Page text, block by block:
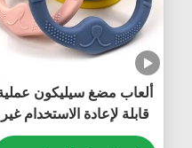
ألعاب مضغ سيليكون عملية
قابلة لإعادة الاستخدام غير
سامة وخفيفة الوزن مقاومة